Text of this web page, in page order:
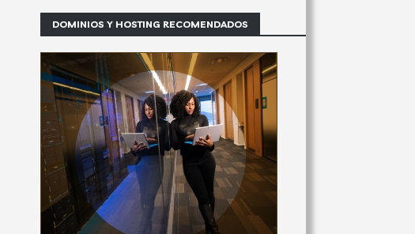
DOMINIOS Y HOSTING RECOMENDADOS